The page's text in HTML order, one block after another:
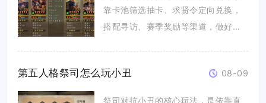
靠卡池筛选抽卡、求贤令定向兑换，
搭配寻访、赛季奖励等渠道，做好金
第五人格祭司怎么玩小丑 08-09
祭司对抗小丑的核心玩法，是依靠直